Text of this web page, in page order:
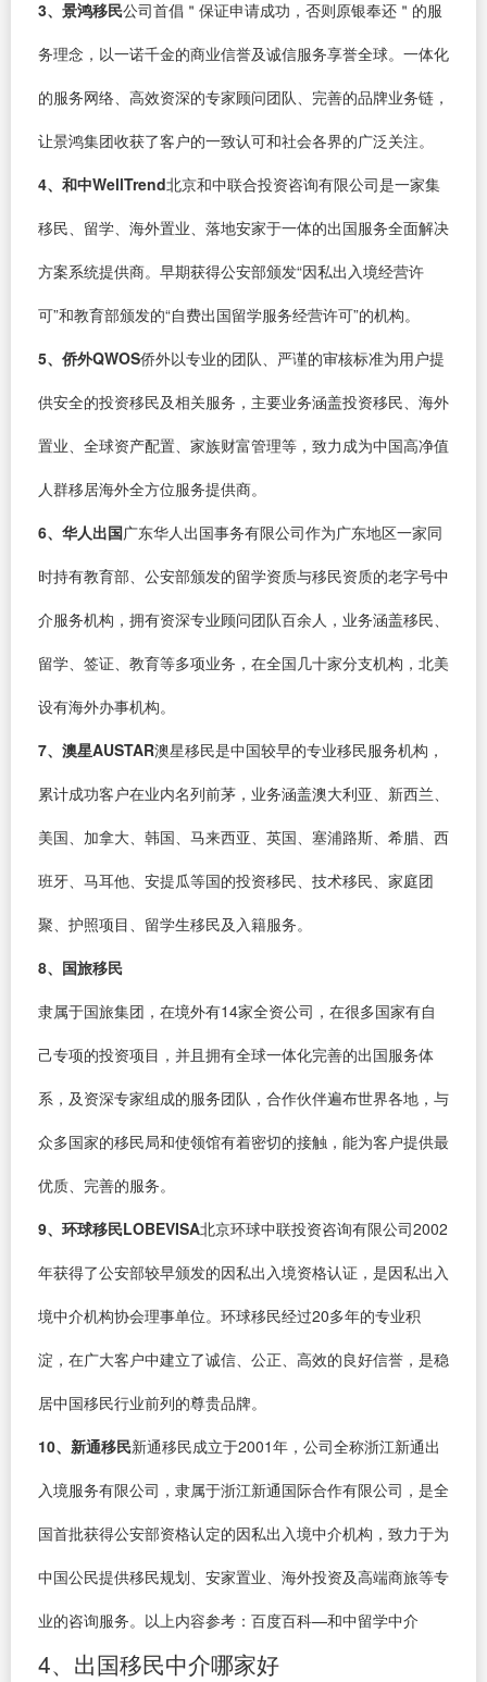
3、景鸿移民公司首倡＂保证申请成功，否则原银奉还＂的服
务理念，以一诺千金的商业信誉及诚信服务享誉全球。一体化
的服务网络、高效资深的专家顾问团队、完善的品牌业务链，
让景鸿集团收获了客户的一致认可和社会各界的广泛关注。
4、和中WellTrend北京和中联合投资咨询有限公司是一家集
移民、留学、海外置业、落地安家于一体的出国服务全面解决
方案系统提供商。早期获得公安部颁发“因私出入境经营许
可”和教育部颁发的“自费出国留学服务经营许可”的机构。
5、侨外QWOS侨外以专业的团队、严谨的审核标准为用户提
供安全的投资移民及相关服务，主要业务涵盖投资移民、海外
置业、全球资产配置、家族财富管理等，致力成为中国高净值
人群移居海外全方位服务提供商。
6、华人出国广东华人出国事务有限公司作为广东地区一家同
时持有教育部、公安部颁发的留学资质与移民资质的老字号中
介服务机构，拥有资深专业顾问团队百余人，业务涵盖移民、
留学、签证、教育等多项业务，在全国几十家分支机构，北美
设有海外办事机构。
7、澳星AUSTAR澳星移民是中国较早的专业移民服务机构，
累计成功客户在业内名列前茅，业务涵盖澳大利亚、新西兰、
美国、加拿大、韩国、马来西亚、英国、塞浦路斯、希腊、西
班牙、马耳他、安提瓜等国的投资移民、技术移民、家庭团
聚、护照项目、留学生移民及入籍服务。
8、国旅移民
隶属于国旅集团，在境外有14家全资公司，在很多国家有自
己专项的投资项目，并且拥有全球一体化完善的出国服务体
系，及资深专家组成的服务团队，合作伙伴遍布世界各地，与
众多国家的移民局和使领馆有着密切的接触，能为客户提供最
优质、完善的服务。
9、环球移民LOBEVISA北京环球中联投资咨询有限公司2002
年获得了公安部较早颁发的因私出入境资格认证，是因私出入
境中介机构协会理事单位。环球移民经过20多年的专业积
淀，在广大客户中建立了诚信、公正、高效的良好信誉，是稳
居中国移民行业前列的尊贵品牌。
10、新通移民新通移民成立于2001年，公司全称浙江新通出
入境服务有限公司，隶属于浙江新通国际合作有限公司，是全
国首批获得公安部资格认定的因私出入境中介机构，致力于为
中国公民提供移民规划、安家置业、海外投资及高端商旅等专
业的咨询服务。以上内容参考：百度百科—和中留学中介
4、出国移民中介哪家好